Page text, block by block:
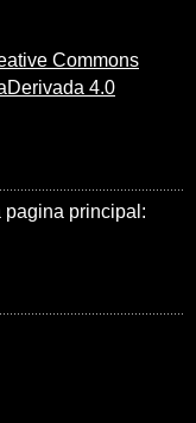
Commons
4.0
pagina principal: